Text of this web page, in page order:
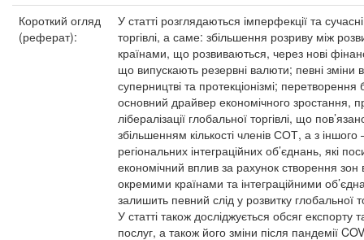
Короткий огляд
(реферат):
У статті розглядаються імперфекції та
торгівлі, а саме: збільшення розриву між
країнами, що розвиваються, через нові
що випускають резервні валюти; певні зміни
суперництві та протекціонізмі; перетворення
основний драйвер економічного зростання,
лібералізації глобальної торгівлі, що
збільшенням кількості членів СОТ, а з
регіональних інтеграційних об’єднань, які
економічний вплив за рахунок створення зон
окремими країнами та інтеграційними
залишить певний слід у розвитку глобальної
У статті також досліджується обсяг експорту
послуг, а також його зміни після пандемії